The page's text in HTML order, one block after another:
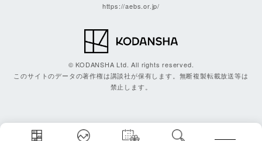
https://aebs.or.jp/
© KODANSHA Ltd. All rights reserved.
このサイトのデータの著作権は講談社が保有します。無断複製転載放送等は
禁止します。